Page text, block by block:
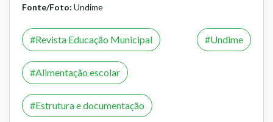
Fonte/Foto: Undime
Revista Educação Municipal Undime
Alimentação escolar
Estrutura e documentação